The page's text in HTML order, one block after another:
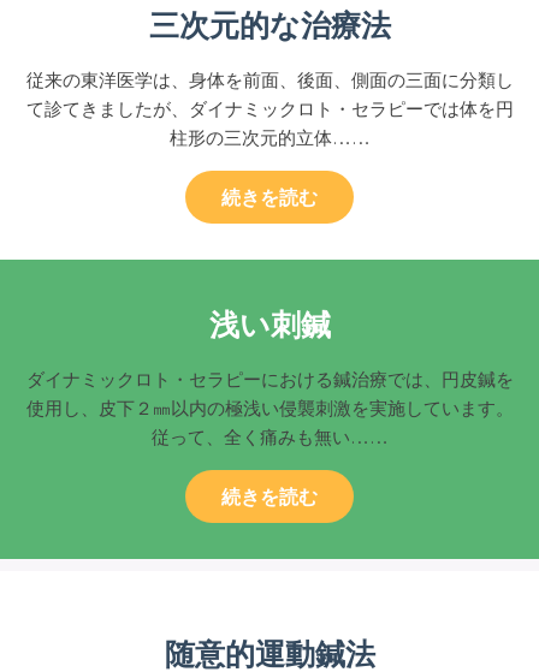
三次元的な治療法
従来の東洋医学は、身体を前面、後面、側面の三面に分類し
て診てきましたが、ダイナミックロト・セラピーでは体を円
柱形の三次元的立体……
続きを読む
浅い刺鍼
ダイナミックロト・セラピーにおける鍼治療では、円皮鍼を
使用し、皮下２㎜以内の極浅い侵襲刺激を実施しています。
従って、全く痛みも無い……
続きを読む
随意的運動鍼法